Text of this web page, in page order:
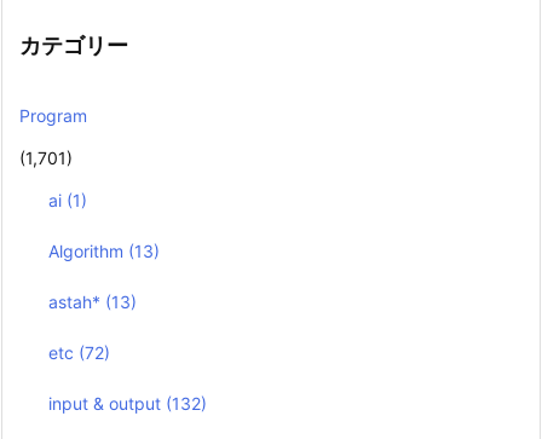
カテゴリー
Program
(1,701)
ai (1)
Algorithm (13)
astah* (13)
etc (72)
input & output (132)